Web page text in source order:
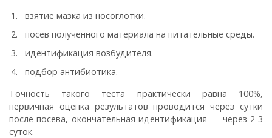
взятие мазка из носоглотки.
посев полученного материала на питательные среды.
идентификация возбудителя.
подбор антибиотика.
Точность такого теста практически равна 100%,
первичная оценка результатов проводится через сутки
после посева, окончательная идентификация — через 2-3
суток.